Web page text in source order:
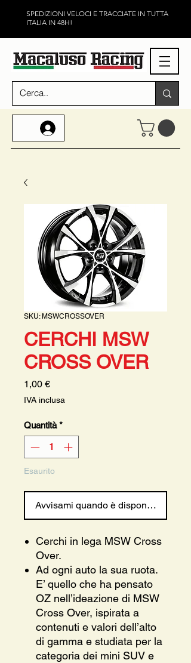
SPEDIZIONI VELOCI E TRACCIATE IN TUTTA
ITALIA IN 48H!
SKU: MSWCROSSOVER
CERCHI MSW
CROSS OVER
1,00 €Prezzo
IVA inclusa
Quantità *
Esaurito
Avvisami quando è disponibile
Cerchi in lega MSW Cross
Over.
Ad ogni auto la sua ruota.
E’ quello che ha pensato
OZ nell’ideazione di MSW
Cross Over, ispirata a
contenuti e valori dell’alto
di gamma e studiata per la
categoria dei mini SUV e